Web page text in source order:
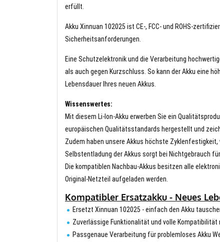
erfüllt.
Akku Xinnuan 102025 ist CE-, FCC- und ROHS-
Sicherheitsanforderungen.
Eine Schutzelektronik und die Verarbeitung
als auch gegen Kurzschluss. So kann der Akku eine
Lebensdauer Ihres neuen Akkus.
Wissenswertes:
Mit diesem Li-Ion-Akku erwerben Sie ein
europäischen Qualitätsstandards hergestellt und
Zudem haben unsere Akkus höchste
Selbstentladung der Akkus sorgt bei Nichtgebrauch
Die kompatiblen Nachbau-Akkus besitzen alle
Original-Netzteil aufgeladen werden.
Kompatibler Ersatzakku - Neues
Ersetzt Xinnuan 102025 - einfach den Akku
Zuverlässige Funktionalität und volle
Passgenaue Verarbeitung für problemloses Akku